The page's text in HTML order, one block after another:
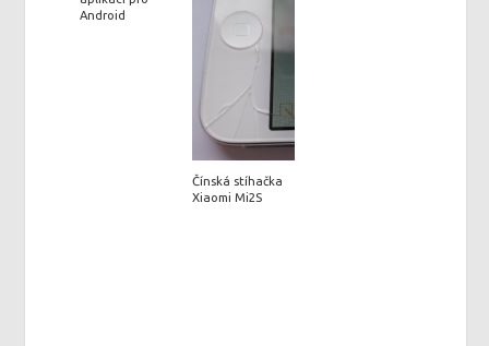
Android
Čínská stíhačka
Xiaomi Mi2S